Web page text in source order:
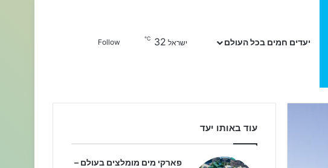
יעדים חמים בכל העולם ישראל 32
℃
Follow
עוד באותו יעד
פארקי מים מומלצים בעולם –